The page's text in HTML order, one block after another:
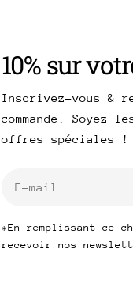
10% sur
Inscrivez-vous &
commande. Soyez
offres spéciales !
*En remplissant ce
recevoir nos